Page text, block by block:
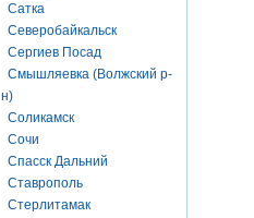
Сатка
Северобайкальск
Сергиев Посад
Смышляевка (Волжский р-
н)
Соликамск
Сочи
Спасск Дальний
Ставрополь
Стерлитамак